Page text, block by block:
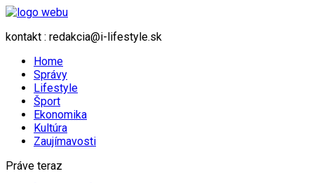
kontakt : redakcia@i-lifestyle.sk
Home
Správy
Lifestyle
Šport
Ekonomika
Kultúra
Zaujímavosti
Práve teraz